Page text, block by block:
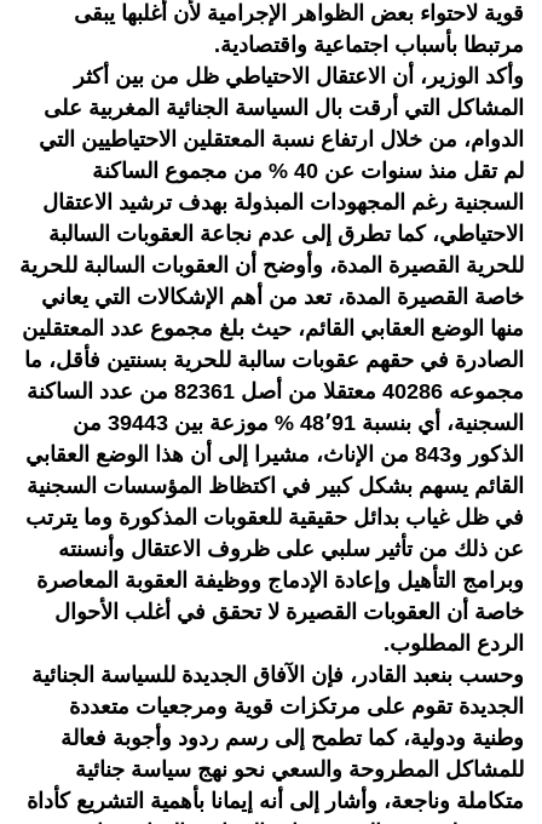
قوية لاحتواء بعض الظواهر الإجرامية لأن أغلبها يبقى
مرتبطا بأسباب اجتماعية واقتصادية.
وأكد الوزير، أن الاعتقال الاحتياطي ظل من بين أكثر
المشاكل التي أرقت بال السياسة الجنائية المغربية على
الدوام، من خلال ارتفاع نسبة المعتقلين الاحتياطيين التي
لم تقل منذ سنوات عن 40 % من مجموع الساكنة
السجنية رغم المجهودات المبذولة بهدف ترشيد الاعتقال
الاحتياطي، كما تطرق إلى عدم نجاعة العقوبات السالبة
للحرية القصيرة المدة، وأوضح أن العقوبات السالبة للحرية
خاصة القصيرة المدة، تعد من أهم الإشكالات التي يعاني
منها الوضع العقابي القائم، حيث بلغ مجموع عدد المعتقلين
الصادرة في حقهم عقوبات سالبة للحرية بسنتين فأقل، ما
مجموعه 40286 معتقلا من أصل 82361 من عدد الساكنة
السجنية، أي بنسبة 48٬91 % موزعة بين 39443 من
الذكور و843 من الإناث، مشيرا إلى أن هذا الوضع العقابي
القائم يسهم بشكل كبير في اكتظاظ المؤسسات السجنية
في ظل غياب بدائل حقيقية للعقوبات المذكورة وما يترتب
عن ذلك من تأثير سلبي على ظروف الاعتقال وأنسنته
وبرامج التأهيل وإعادة الإدماج ووظيفة العقوبة المعاصرة
خاصة أن العقوبات القصيرة لا تحقق في أغلب الأحوال
الردع المطلوب.
وحسب بنعبد القادر، فإن الآفاق الجديدة للسياسة الجنائية
الجديدة تقوم على مرتكزات قوية ومرجعيات متعددة
وطنية ودولية، كما تطمح إلى رسم ردود وأجوبة فعالة
للمشاكل المطروحة والسعي نحو نهج سياسة جنائية
متكاملة وناجعة، وأشار إلى أنه إيمانا بأهمية التشريع كأداة